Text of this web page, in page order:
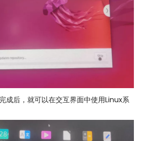
成后，就可以在交互界面中使用Linux系